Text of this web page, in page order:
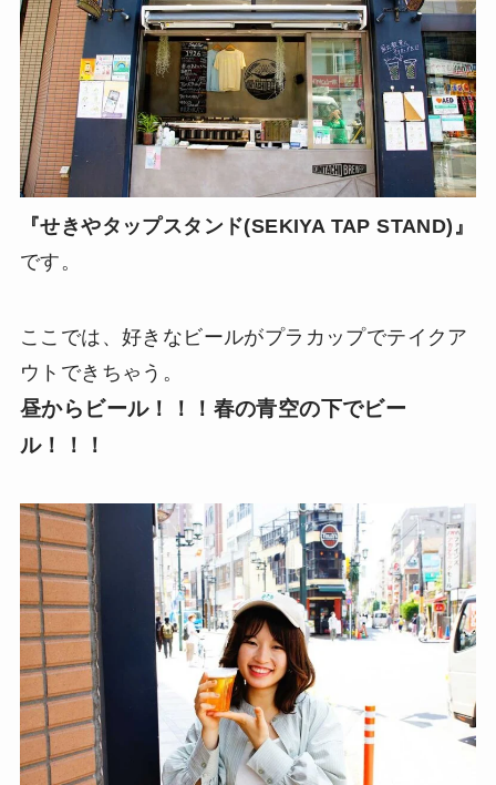
『せきやタップスタンド(SEKIYA TAP STAND)』
です。
ここでは、好きなビールがプラカップでテイクア
ウトできちゃう。
昼からビール！！！春の青空の下でビー
ル！！！